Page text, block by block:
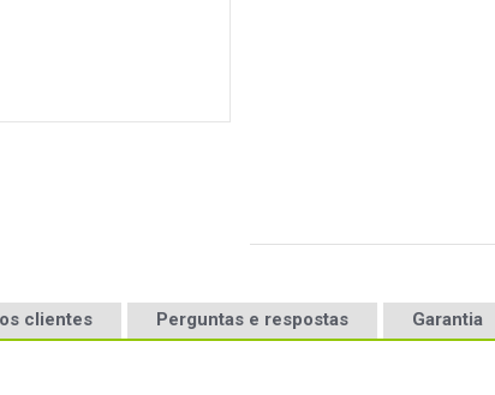
clientes Perguntas e respostas Garantia